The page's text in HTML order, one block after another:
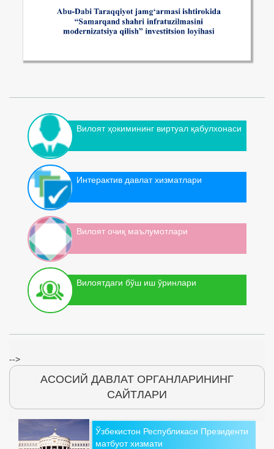
Вилоят ҳокимининг виртуал қабулхонаси
Интерактив давлат хизматлари
Вилоят очиқ маълумотлари
Вилоятдаги бўш иш ўринлари
-->
АСОСИЙ ДАВЛАТ ОРГАНЛАРИНИНГ
САЙТЛАРИ
Ўзбекистон Республикаси Президенти
матбуот хизмати